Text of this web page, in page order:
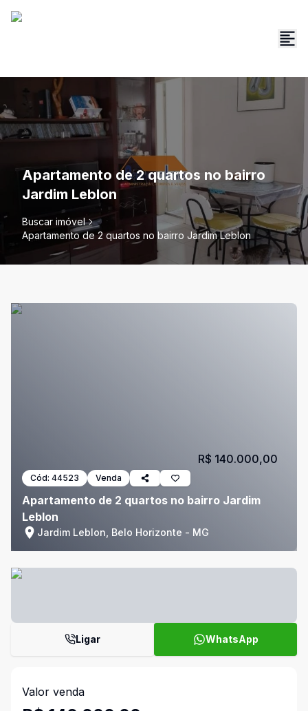
Apartamento de 2 quartos no bairro
Jardim Leblon
Buscar imóvel
Apartamento de 2 quartos no bairro Jardim Leblon
Cód: 44523 Venda
Apartamento de 2 quartos no bairro Jardim
Leblon
Jardim Leblon, Belo Horizonte - MG
R$ 140.000,00
Ligar WhatsApp
Valor venda